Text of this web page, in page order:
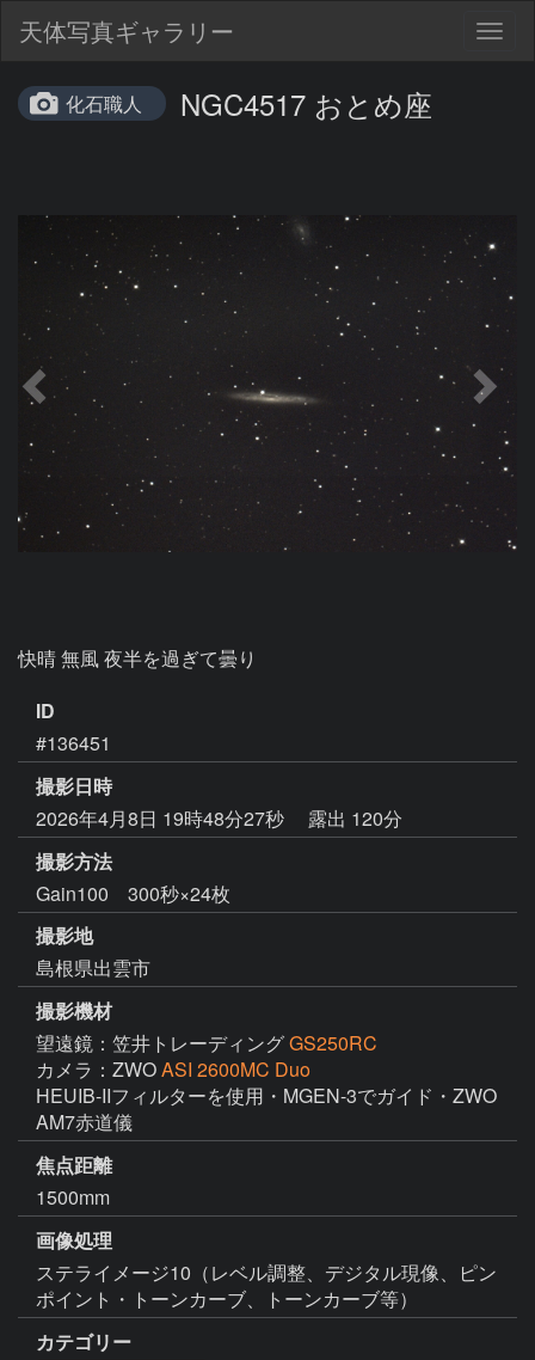
天体写真ギャラリー
化石職人 NGC4517 おとめ座
ID
#136451
撮影日時
2026年4月8日 19時48分27秒
露出 120分
撮影方法
Gain100 300秒×24枚
撮影地
島根県出雲市
撮影機材
望遠鏡：笠井トレーディングGS250RC
カメラ：ZWOASI 2600MC Duo
HEUIB-IIフィルターを使用・MGEN-3でガイド・ZWO
AM7赤道儀
焦点距離
1500mm
画像処理
ステライメージ10（レベル調整、デジタル現像、ピン
ポイント・トーンカーブ、トーンカーブ等）
カテゴリー